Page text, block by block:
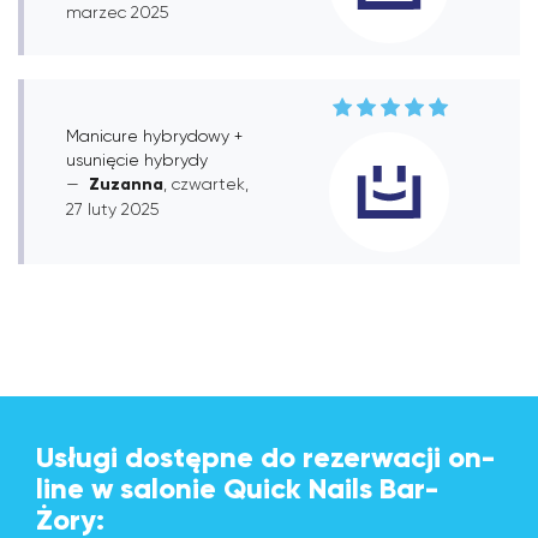
marzec 2025
Manicure hybrydowy +
usunięcie hybrydy
Zuzanna , czwartek,
27 luty 2025
Usługi dostępne do rezerwacji on-
line w salonie Quick Nails Bar-
Żory: